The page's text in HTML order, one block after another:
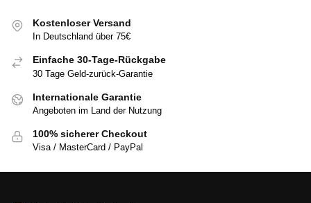
Kostenloser Versand
In Deutschland über 75€
Einfache 30-Tage-Rückgabe
30 Tage Geld-zurück-Garantie
Internationale Garantie
Angeboten im Land der Nutzung
100% sicherer Checkout
Visa / MasterCard / PayPal